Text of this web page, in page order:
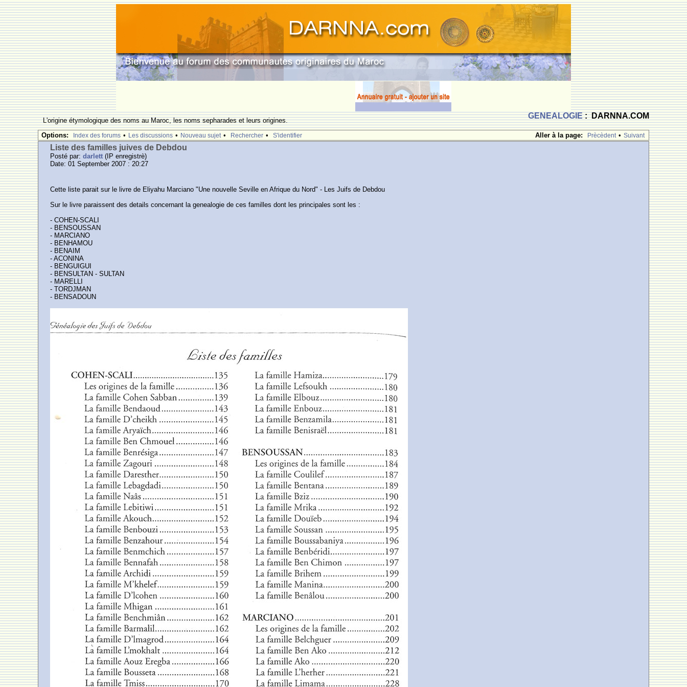
GENEALOGIE: DARNNA.COM
L'origine étymologique des noms au Maroc, les noms sepharades et leurs origines.
Aller à la page:
Prècèdent • Suivant
Options: Index des forums • Les discussions • Nouveau sujet • Rechercher • S'identifier
Liste des familles juives de Debdou
Posté par:darlett (IP enregistrè)
Date: 01 September 2007 : 20:27
Cette liste parait sur le livre de Eliyahu Marciano "Une nouvelle Seville en Afrique du Nord" - Les Juifs de Debdou
Sur le livre paraissent des details concernant la genealogie de ces familles dont les principales sont les :
- COHEN-SCALI
- BENSOUSSAN
- MARCIANO
- BENHAMOU
- BENAIM
- ACONINA
- BENGUIGUI
- BENSULTAN - SULTAN
- MARELLI
- TORDJMAN
- BENSADOUN